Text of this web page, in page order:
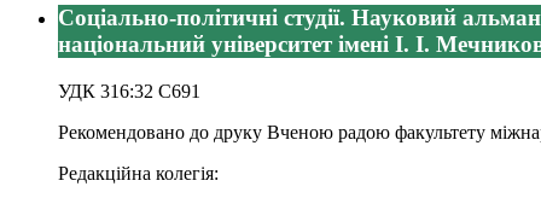
Соціально-політичні студії. Науковий
національний університет імені І. І.
УДК 316:32 С691
Рекомендовано до друку Вченою радою факультету
Редакційна колегія: